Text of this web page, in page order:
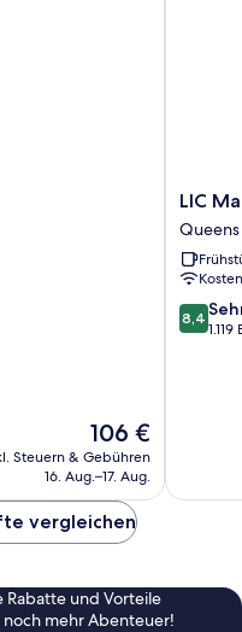
Der
Preis
beträgt
106 €
Steuern & Gebühren
16. Aug.–17. Aug.
LIC
View
Hotel
Queens
LIC
Queens
8.4
von
8,4
vergleichen
und Vorteile
mehr Abenteuer!